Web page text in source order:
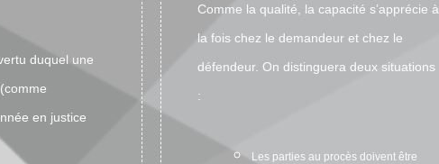
duquel une
en justice
Comme la qualité, la capacité s’apprécie à
la fois chez le demandeur et chez le
défendeur. On distinguera deux situations
:
Les parties au procès doivent être